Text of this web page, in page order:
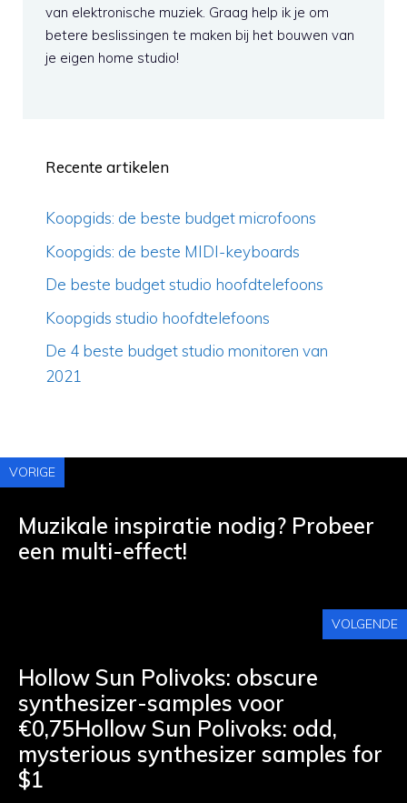
van elektronische muziek. Graag help ik je om
betere beslissingen te maken bij het bouwen van
je eigen home studio!
Recente artikelen
Koopgids: de beste budget microfoons
Koopgids: de beste MIDI-keyboards
De beste budget studio hoofdtelefoons
Koopgids studio hoofdtelefoons
De 4 beste budget studio monitoren van
2021
VORIGE
Muzikale inspiratie nodig? Probeer
een multi-effect!
VOLGENDE
Hollow Sun Polivoks: obscure
synthesizer-samples voor
€0,75Hollow Sun Polivoks: odd,
mysterious synthesizer samples for
$1